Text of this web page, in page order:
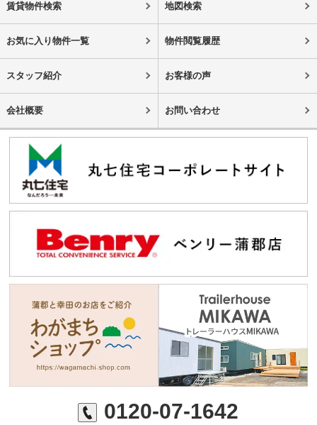
賃貸物件検索 地図検索
お気に入り物件一覧 物件閲覧履歴
スタッフ紹介 お客様の声
会社概要 お問い合わせ
0120-07-1642